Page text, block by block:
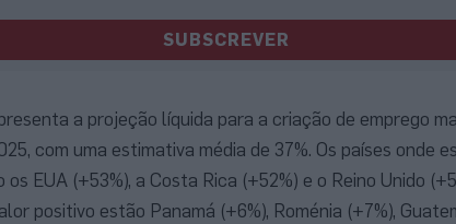
SUBSCREVER
a projeção líquida para a criação de emprego
com uma estimativa média de 37%. Os países onde
EUA (+53%), a Costa Rica (+52%) e o Reino Unido
positivo estão Panamá (+6%), Roménia (+7%),